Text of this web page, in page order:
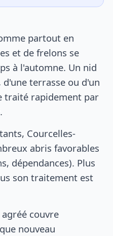
partout en
et de frelons se
à l'automne. Un nid
terrasse ou d'un
traité rapidement par
Courcelles-
abris favorables
dépendances). Plus
son traitement est
couvre
nouveau